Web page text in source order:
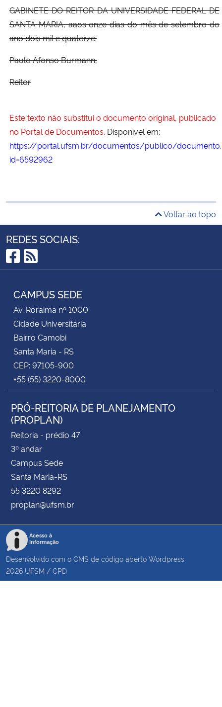
GABINETE DO REITOR DA UNIVERSIDADE FEDERAL DE
SANTA MARIA, aaos onze dias do mês de setembro do
ano dois mil e quatorze.
Paulo Afonso Burmann,
Reitor
Este texto não substitui o documento original, publicado
no Portal de Documentos. Disponível em:
https://portal.ufsm.br/documentos/publico/
id=6592962
Voltar ao topo
REDES SOCIAIS:
Facebook
RSS
CAMPUS SEDE
Av. Roraima nº 1000
Cidade Universitária
Bairro Camobi
Santa Maria - RS
CEP: 97105-900
+55 (55) 3220-8000
PRÓ-REITORIA DE PLANEJAMENTO
(PROPLAN)
Reitoria - prédio 47
3º andar
Campus Sede
Santa Maria-RS
55 3220 8292
proplan@ufsm.br
Acesso à
Informação
Desenvolvido com o CMS de código aberto Wordpress
2026 UFSM / CPD